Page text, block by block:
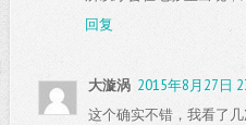
回复
大漩涡 2015年8月27日
这个确实不错，我看了几